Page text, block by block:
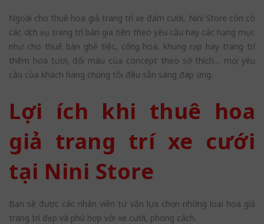
Ngoài cho thuê hoa giả trang trí xe đám cưới, Nini Store còn có
các dịch vụ trang trí bàn gia tiên theo yêu cầu hay các hạng mục
như cho thuê bàn ghế tiệc, cổng hoa, khung rạp hay trang trí
thêm hoa tươi, đổi màu của concept theo sở thích… mọi yêu
cầu của khách hàng chúng tôi đều sẵn sàng đáp ứng.
Lợi ích khi thuê hoa
giả trang trí xe cưới
tại Nini Store
Bạn sẽ được các nhân viên tư vấn lựa chọn những loại hoa giả
trang trí đẹp và phù hợp với xe cưới, phong cách.